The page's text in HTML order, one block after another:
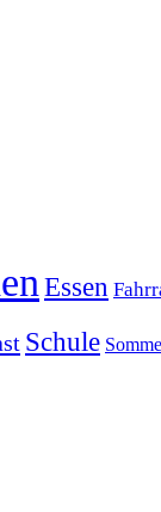
Essen
Schule